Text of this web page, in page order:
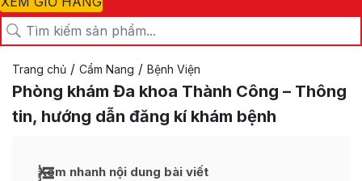
Trang chủ / Cẩm Nang / Bệnh Viện
Phòng khám Đa khoa Thành Công – Thông
tin, hướng dẫn đăng kí khám bệnh
Xem nhanh nội dung bài viết